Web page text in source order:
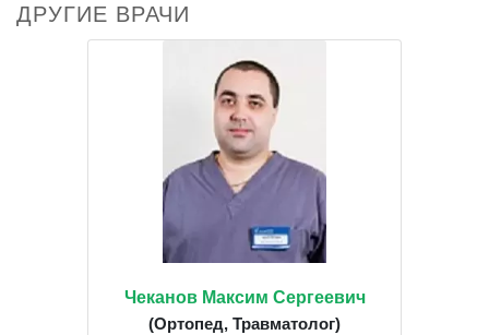
ДРУГИЕ ВРАЧИ
Чеканов Максим Сергеевич
(Ортопед, Травматолог)